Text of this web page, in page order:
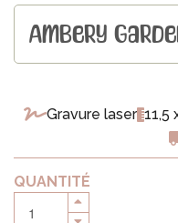
Gravure laser 11,5
QUANTITÉ